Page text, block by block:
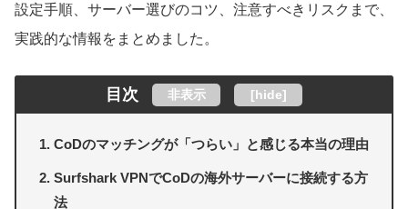
設定手順、サーバー選びのコツ、注意すべきリスクまで、
実践的な情報をまとめました。
目次 非表示 [hide]
CoDのマッチングが「つらい」と感じる本当の理由
Surfshark VPNでCoDの海外サーバーに接続する方
法